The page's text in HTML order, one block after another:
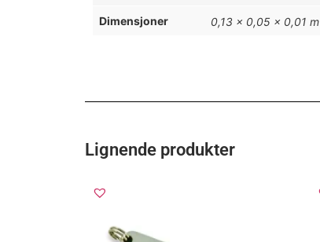
Dimensjoner 0,13 × 0,05 × 0,01 m
Lignende produkter